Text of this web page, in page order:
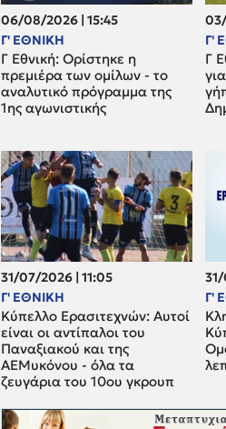
06/08/2026 | 15:45
Γ' ΕΘΝΙΚΗ
Γ Εθνική: Ορίστηκε η
πρεμιέρα των ομίλων - το
αναλυτικό πρόγραμμα της
1ης αγωνιστικής
Γ'
Γ
31/07/2026 | 11:05
Γ' ΕΘΝΙΚΗ
Κύπελλο Ερασιτεχνών: Αυτοί
είναι οι αντίπαλοι του
Παναξιακού και της
ΑΕΜυκόνου - όλα τα
ζευγάρια του 10ου γκρουπ
Γ'